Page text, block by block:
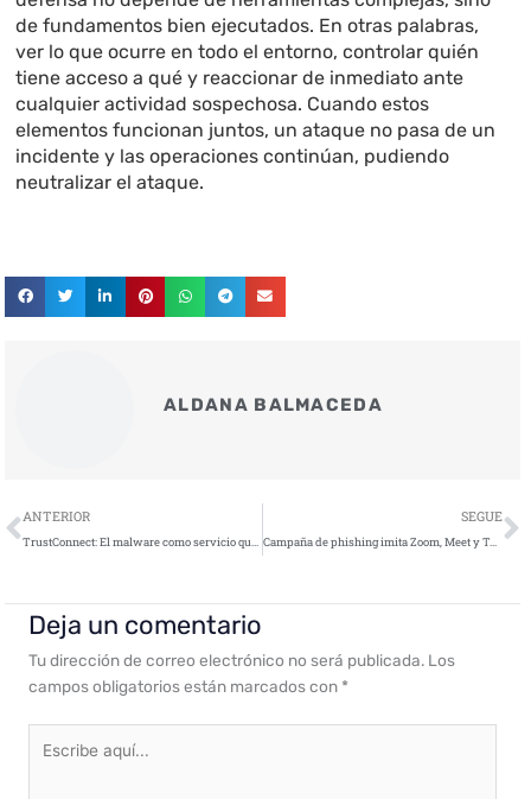
de fundamentos bien ejecutados. En otras palabras,
ver lo que ocurre en todo el entorno, controlar quién
tiene acceso a qué y reaccionar de inmediato ante
cualquier actividad sospechosa. Cuando estos
elementos funcionan juntos, un ataque no pasa de un
incidente y las operaciones continúan, pudiendo
neutralizar el ataque.
ALDANA BALMACEDA
Ant
ANTERIOR
TrustConnect: El malware como servicio que se hace pasar por un software de gestión remota legítimo
SEGUE
Campaña de phishing imita Zoom, Meet y Teams
Deja un comentario
Tu dirección de correo electrónico no será publicada. Los
campos obligatorios están marcados con *
aquí...